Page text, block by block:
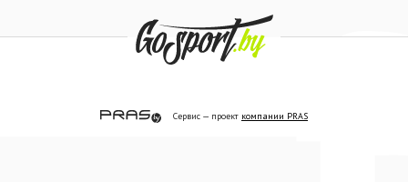
Сервис — проект компании PRAS